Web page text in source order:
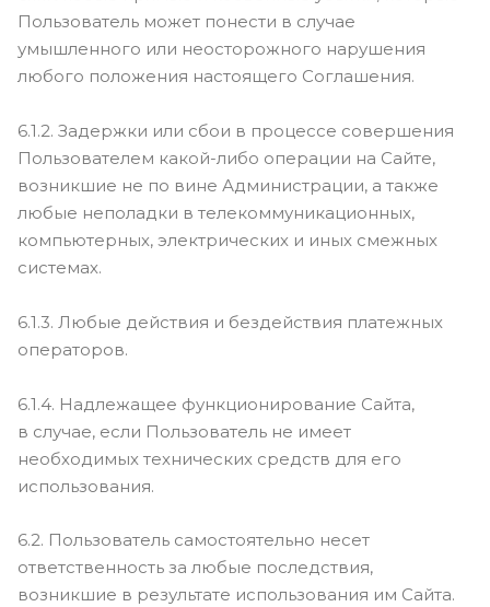
Пользователь может понести в случае
умышленного или неосторожного нарушения
любого положения настоящего Соглашения.
6.1.2. Задержки или сбои в процессе совершения
Пользователем какой-либо операции на Сайте,
возникшие не по вине Администрации, а также
любые неполадки в телекоммуникационных,
компьютерных, электрических и иных смежных
системах.
6.1.3. Любые действия и бездействия платежных
операторов.
6.1.4. Надлежащее функционирование Сайта,
в случае, если Пользователь не имеет
необходимых технических средств для его
использования.
6.2. Пользователь самостоятельно несет
ответственность за любые последствия,
возникшие в результате использования им Сайта.